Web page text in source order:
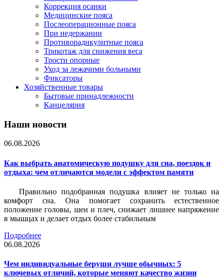
Коррекция осанки
Медицинские пояса
Послеоперационные пояса
При недержании
Противорадикулитные пояса
Трикотаж для снижения веса
Трости опорные
Уход за лежачими больными
Фиксаторы
Хозяйственные товары
Бытовые принадлежности
Канцелярия
Наши новости
06.08.2026
Как выбрать анатомическую подушку для сна, поездок и
отдыха: чем отличаются модели с эффектом памяти
Правильно подобранная подушка влияет не только на
комфорт сна. Она помогает сохранить естественное
положение головы, шеи и плеч, снижает лишнее напряжение
в мышцах и делает отдых более стабильным
Подробнее
06.08.2026
Чем индивидуальные беруши лучше обычных: 5
ключевых отличий, которые меняют качество жизни